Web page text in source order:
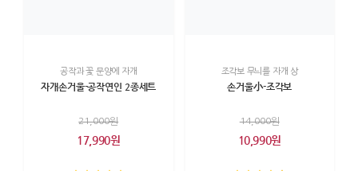
공작과 꽃 문양에 자개
자개손거울-공작연인 2종세트
21,000원
17,990원
조각보 무늬를 자개 상
손거울小-조각보
14,000원
10,990원